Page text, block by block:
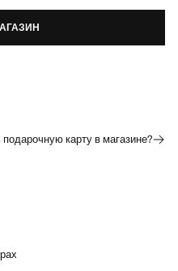
карту в магазине?